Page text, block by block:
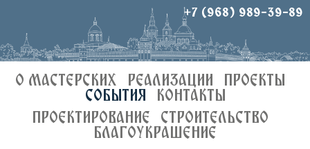
+7 (968) 989-39-89
О МАСТЕРСКИХ РЕАЛИЗАЦИИ
ПРОЕКТЫ
СОБЫТИЯ
КОНТАКТЫ
ПРОЕКТИРОВАНИЕ
СТРОИТЕЛЬСТВО
БЛАГОУКРАШЕНИЕ